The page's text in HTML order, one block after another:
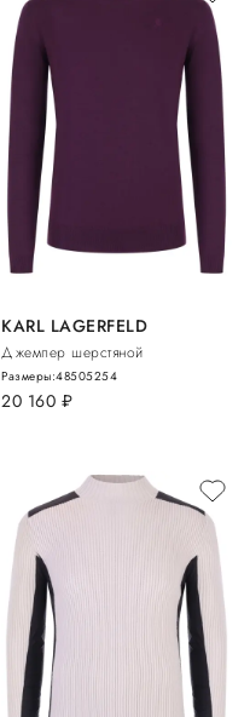
KARL LAGERFELD
Джемпер шерстяной
20 160 руб.
Размеры:48505254